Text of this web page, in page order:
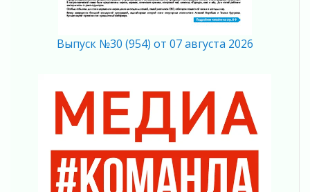
Поддержка волонтерских объединений
Ладожский мост полностью закроют на два
Музеи Ленобласти обновляют пространства
03 августа 2026
Новая площадка: 2027
03 августа 2026
Часть медиков в Ленобласти сможет
рассчитывать на доплату от региона
03 августа 2026
Выпуск №30 (954) от 07 августа 2026